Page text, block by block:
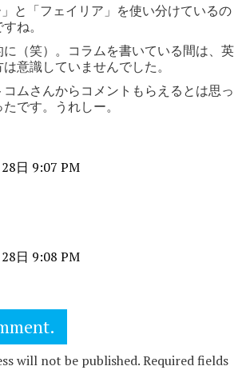
と「フェイリア」を使い分けているの
ね。
に（笑）。コラムを書いている間は、英
意識していませんでした。
ムさんからコメントもらえるとは思っ
です。うれしー。
日 9:07 PM
日 9:08 PM
will not be published. Required fields